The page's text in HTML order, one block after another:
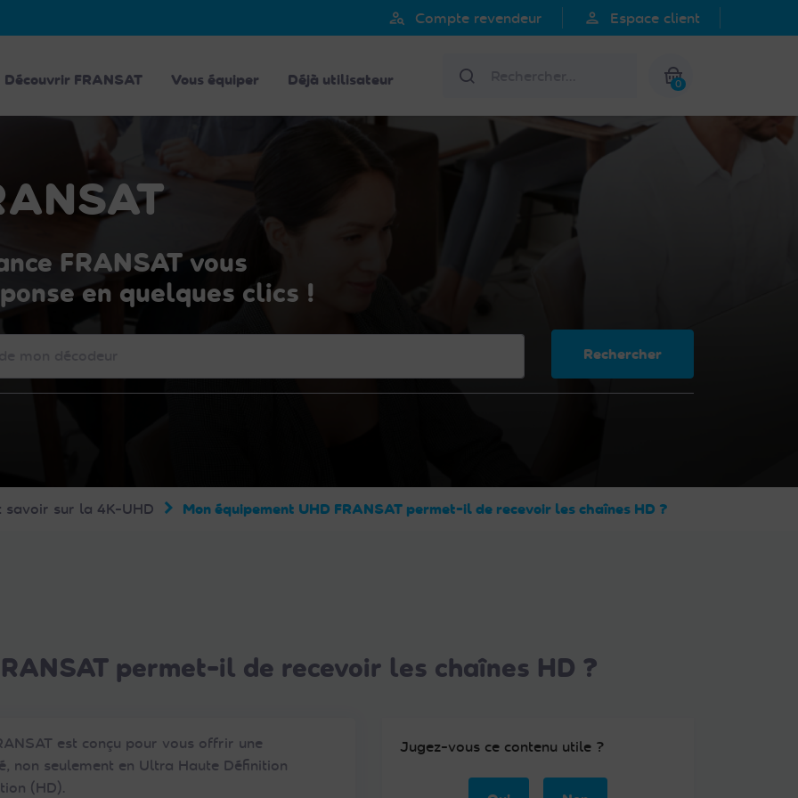
person_search Compte revendeur person Espace client
0
Découvrir FRANSAT Vous équiper Déjà utilisateur
FRANSAT vous
en quelques clics !
Rechercher
savoir sur la 4K-UHD Mon équipement UHD FRANSAT permet-il de recevoir les chaînes HD ?
permet-il de recevoir les chaînes HD ?
Jugez-vous ce contenu utile ?
est conçu pour vous offrir une
non seulement en Ultra Haute Définition
(HD).